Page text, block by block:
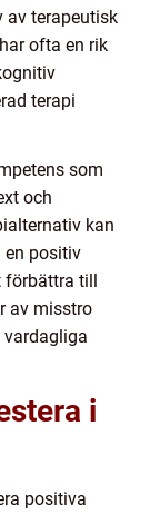
av terapeutisk
ofta en rik
terapi
som
och
kan
en positiv
förbättra till
av misstro
vardagliga
i
positiva